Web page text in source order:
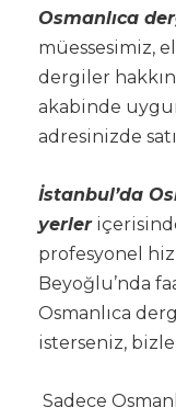
Osmanlıca
müessesimiz,
dergiler
akabinde
adresinizde
İstanbul’da
yerler
profesyonel
Beyoğlu’nda
Osmanlıca
isterseniz,
Sadece